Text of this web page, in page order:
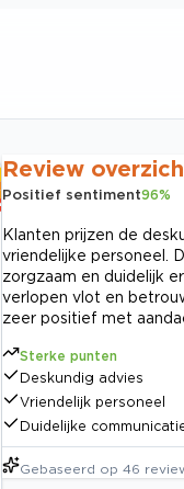
Review
Positief sentiment96%
Klanten prijzen de
vriendelijke personeel.
zorgzaam en duidelijk
verlopen vlot en
zeer positief met
Sterke punten
Deskundig advies
Vriendelijk personeel
Duidelijke
Gebaseerd op 46